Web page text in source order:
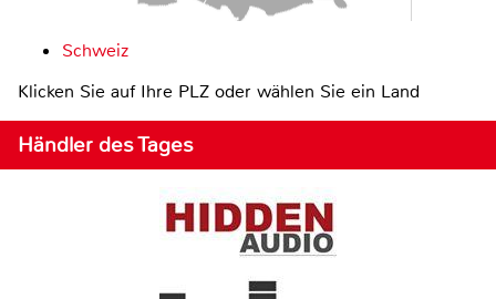
Schweiz
Klicken Sie auf Ihre PLZ oder wählen Sie ein Land
Händler des Tages